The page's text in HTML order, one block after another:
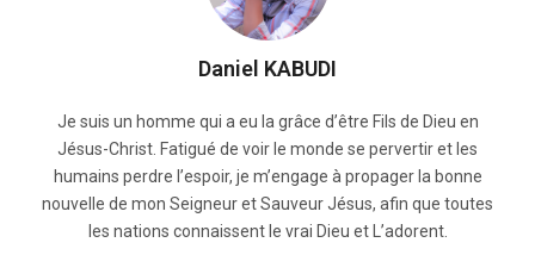
Daniel KABUDI
Je suis un homme qui a eu la grâce d’être Fils de Dieu en
Jésus-Christ. Fatigué de voir le monde se pervertir et les
humains perdre l’espoir, je m’engage à propager la bonne
nouvelle de mon Seigneur et Sauveur Jésus, afin que toutes
les nations connaissent le vrai Dieu et L’adorent.